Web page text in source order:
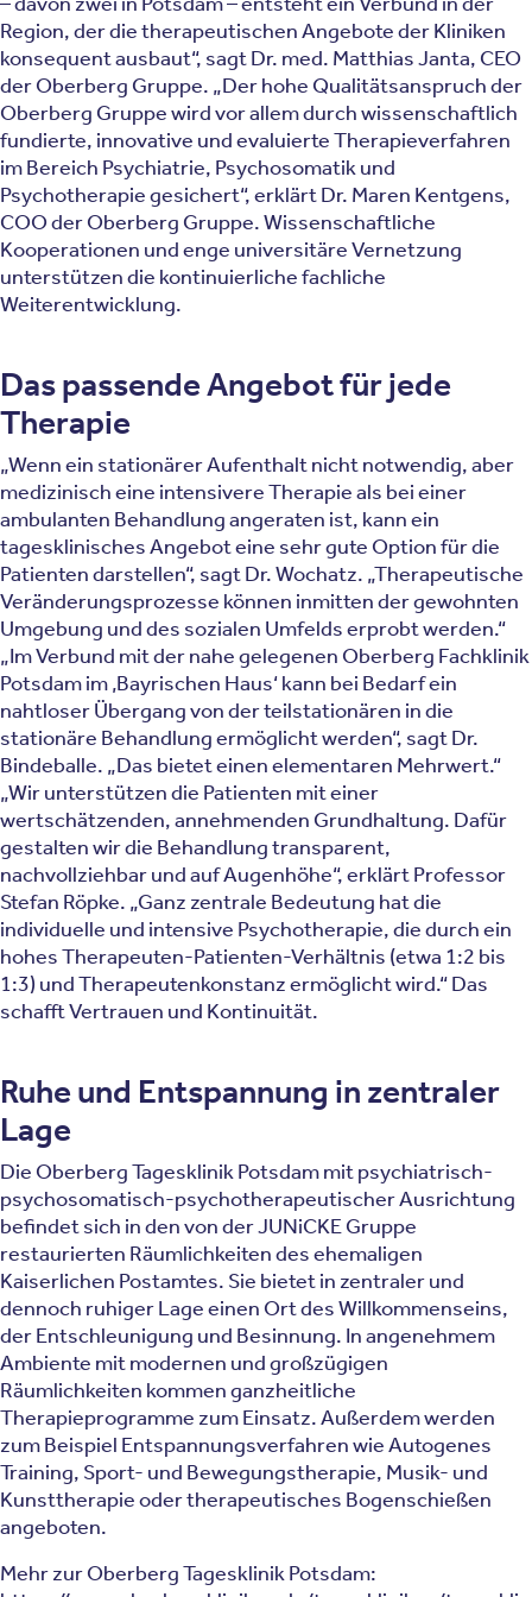
Region, der die therapeutischen Angebote der Kliniken
konsequent ausbaut“, sagt Dr. med. Matthias Janta, CEO
der Oberberg Gruppe. „Der hohe Qualitätsanspruch der
Oberberg Gruppe wird vor allem durch wissenschaftlich
fundierte, innovative und evaluierte Therapieverfahren
im Bereich Psychiatrie, Psychosomatik und
Psychotherapie gesichert“, erklärt Dr. Maren Kentgens,
COO der Oberberg Gruppe. Wissenschaftliche
Kooperationen und enge universitäre Vernetzung
unterstützen die kontinuierliche fachliche
Weiterentwicklung.
Das passende Angebot für jede
Therapie
„Wenn ein stationärer Aufenthalt nicht notwendig, aber
medizinisch eine intensivere Therapie als bei einer
ambulanten Behandlung angeraten ist, kann ein
tagesklinisches Angebot eine sehr gute Option für die
Patienten darstellen“, sagt Dr. Wochatz. „Therapeutische
Veränderungsprozesse können inmitten der gewohnten
Umgebung und des sozialen Umfelds erprobt werden.“
„Im Verbund mit der nahe gelegenen Oberberg Fachklinik
Potsdam im ‚Bayrischen Haus‘ kann bei Bedarf ein
nahtloser Übergang von der teilstationären in die
stationäre Behandlung ermöglicht werden“, sagt Dr.
Bindeballe. „Das bietet einen elementaren Mehrwert.“
„Wir unterstützen die Patienten mit einer
wertschätzenden, annehmenden Grundhaltung. Dafür
gestalten wir die Behandlung transparent,
nachvollziehbar und auf Augenhöhe“, erklärt Professor
Stefan Röpke. „Ganz zentrale Bedeutung hat die
individuelle und intensive Psychotherapie, die durch ein
hohes Therapeuten-Patienten-Verhältnis (etwa 1:2 bis
1:3) und Therapeutenkonstanz ermöglicht wird.“ Das
schafft Vertrauen und Kontinuität.
Ruhe und Entspannung in zentraler
Lage
Die Oberberg Tagesklinik Potsdam mit psychiatrisch-
psychosomatisch-psychotherapeutischer Ausrichtung
befindet sich in den von der JUNiCKE Gruppe
restaurierten Räumlichkeiten des ehemaligen
Kaiserlichen Postamtes. Sie bietet in zentraler und
dennoch ruhiger Lage einen Ort des Willkommenseins,
der Entschleunigung und Besinnung. In angenehmem
Ambiente mit modernen und großzügigen
Räumlichkeiten kommen ganzheitliche
Therapieprogramme zum Einsatz. Außerdem werden
zum Beispiel Entspannungsverfahren wie Autogenes
Training, Sport- und Bewegungstherapie, Musik- und
Kunsttherapie oder therapeutisches Bogenschießen
angeboten.
Mehr zur Oberberg Tagesklinik Potsdam: